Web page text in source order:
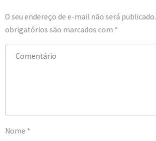
O seu endereço de e-mail não será publicado.
obrigatórios são marcados com *
Nome *